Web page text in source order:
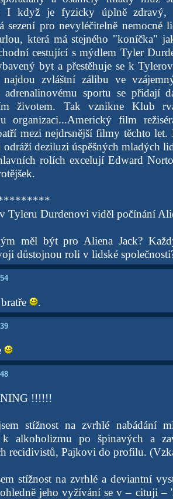
I když je fyzicky úplně zdravý,
sezení pro nevyléčitelně
která má stejného "koníčka"
cestující s mýdlem Tyler
byt a přestěhuje se k
zvláštní zálibu ve
adrenalinovému sportu se přidají
životem. Tak vznikne Klub
organizaci...Americký film
mezi nejdrsnější filmy těchto
deziluzi úspěšných mladých
rolích excelují Edward
Tyleru Durdenovi viděl počínání
měl být pro Aliena Jack?
důstojnou roli v lidské
.
!!!!!!
stížnost na zvrhlé nabádání
k alkoholizmu po špinavých a
recidivistů, Pajkovi do profilu.
stížnost na zvrhlé a deviantní
jeho vyžívání se v – cituji –